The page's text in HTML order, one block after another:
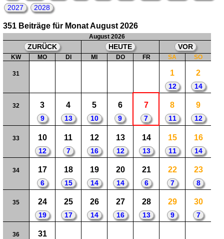
2027
2028
351 Beiträge für Monat August 2026
August 2026
ZURÜCK HEUTE VOR
KW MO DI MI DO FR SA SO
31 1
12
2
14
32 3
9
4
13
5
10
6
9
7
7
8
11
9
12
33 10
12
11
7
12
16
13
12
14
13
15
11
16
14
34 17
6
18
15
19
14
20
14
21
6
22
7
23
8
35 24
19
25
17
26
14
27
16
28
13
29
9
30
7
36 31